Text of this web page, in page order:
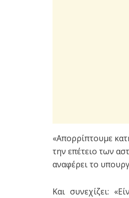
«Απορρίπτουμε
την επέτειο των
αναφέρει το
Και συνεχίζει: